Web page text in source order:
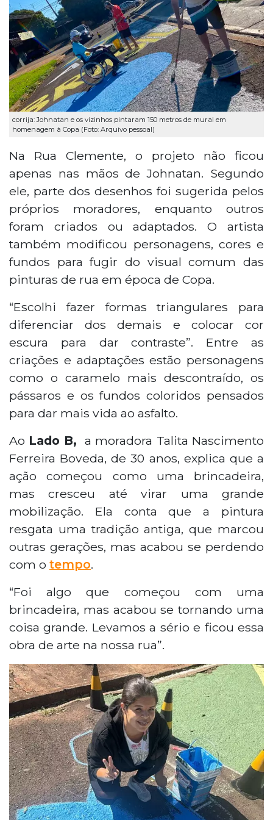
corrija: Johnatan e os vizinhos pintaram 150 metros de mural em
homenagem à Copa (Foto: Arquivo pessoal)
Na Rua Clemente, o projeto não ficou
apenas nas mãos de Johnatan. Segundo
ele, parte dos desenhos foi sugerida pelos
próprios moradores, enquanto outros
foram criados ou adaptados. O artista
também modificou personagens, cores e
fundos para fugir do visual comum das
pinturas de rua em época de Copa.
“Escolhi fazer formas triangulares para
diferenciar dos demais e colocar cor
escura para dar contraste”. Entre as
criações e adaptações estão personagens
como o caramelo mais descontraído, os
pássaros e os fundos coloridos pensados
para dar mais vida ao asfalto.
Ao Lado B, a moradora Talita Nascimento
Ferreira Boveda, de 30 anos, explica que a
ação começou como uma brincadeira,
mas cresceu até virar uma grande
mobilização. Ela conta que a pintura
resgata uma tradição antiga, que marcou
outras gerações, mas acabou se perdendo
com o tempo.
“Foi algo que começou com uma
brincadeira, mas acabou se tornando uma
coisa grande. Levamos a sério e ficou essa
obra de arte na nossa rua”.